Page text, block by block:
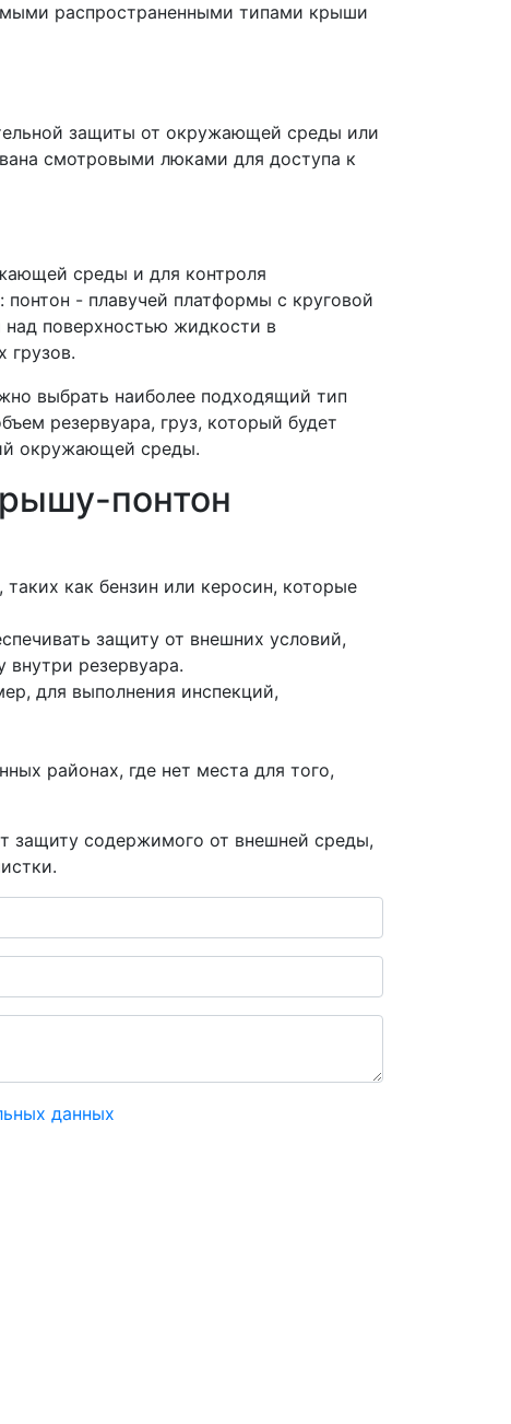
распространенными типами крыши
защиты от окружающей среды или
смотровыми люками для доступа к
среды и для контроля
- плавучей платформы с круговой
поверхностью жидкости в
грузов.
выбрать наиболее подходящий тип
резервуара, груз, который будет
окружающей среды.
понтон
как бензин или керосин, которые
защиту от внешних условий,
внутри резервуара.
для выполнения инспекций,
районах, где нет места для того,
защиту содержимого от внешней среды,
данных